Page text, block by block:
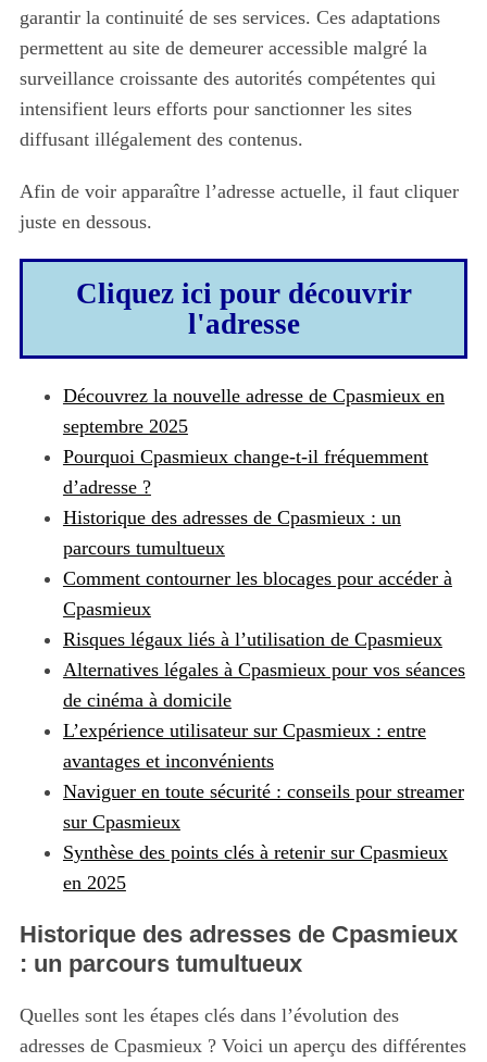
garantir la continuité de ses services. Ces adaptations
permettent au site de demeurer accessible malgré la
surveillance croissante des autorités compétentes qui
intensifient leurs efforts pour sanctionner les sites
diffusant illégalement des contenus.
Afin de voir apparaître l’adresse actuelle, il faut cliquer
juste en dessous.
Cliquez ici pour découvrir
l'adresse
Découvrez la nouvelle adresse de Cpasmieux en
septembre 2025
Pourquoi Cpasmieux change-t-il fréquemment
d’adresse ?
Historique des adresses de Cpasmieux : un
parcours tumultueux
Comment contourner les blocages pour accéder à
Cpasmieux
Risques légaux liés à l’utilisation de Cpasmieux
Alternatives légales à Cpasmieux pour vos séances
de cinéma à domicile
L’expérience utilisateur sur Cpasmieux : entre
avantages et inconvénients
Naviguer en toute sécurité : conseils pour streamer
sur Cpasmieux
Synthèse des points clés à retenir sur Cpasmieux
en 2025
Historique des adresses de Cpasmieux
: un parcours tumultueux
Quelles sont les étapes clés dans l’évolution des
adresses de Cpasmieux ? Voici un aperçu des différentes